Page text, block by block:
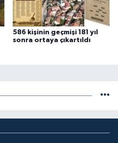
586 kişinin geçmişi 181 yıl
sonra ortaya çıkartıldı